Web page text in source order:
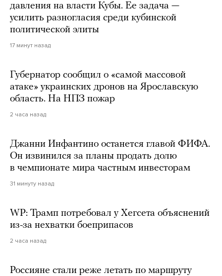
давления на власти Кубы. Ее задача —
усилить разногласия среди кубинской
политической элиты
17 минут назад
Губернатор сообщил о «самой массовой
атаке» украинских дронов на Ярославскую
область. На НПЗ пожар
2 часа назад
Джанни Инфантино останется главой ФИФА.
Он извинился за планы продать долю
в чемпионате мира частным инвесторам
31 минуту назад
WP: Трамп потребовал у Хегсета объяснений
из-за нехватки боеприпасов
2 часа назад
Россияне стали реже летать по маршруту